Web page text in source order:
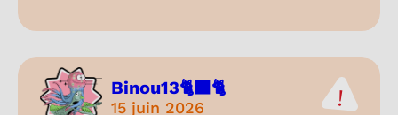
Binou13🐈‍⬛🐈
15 juin 2026